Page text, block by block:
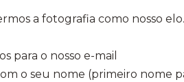
a fotografia como nosso elo.
para o nosso e-mail
o seu nome (primeiro nome